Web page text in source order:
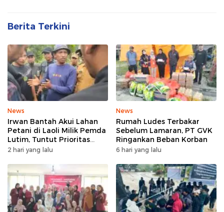
Berita Terkini
News
Irwan Bantah Akui Lahan
Petani di Laoli Milik Pemda
Lutim, Tuntut Prioritas
Bekerja dan Berusaha
2 hari yang lalu
News
Rumah Ludes Terbakar
Sebelum Lamaran, PT GVK
Ringankan Beban Korban
6 hari yang lalu